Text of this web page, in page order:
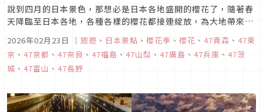
說到四月的日本景色，那想必是日本各地盛開的櫻花了，隨著春
天降臨至日本各地，各種各樣的櫻花都接連綻放，為大地帶來一
片綠意盎然。在這樣的四月，究竟又有甚麼樣的櫻花景觀，或是
另類的特色景點可以遊玩呢？今天，就讓我們一起來看看四月日
本景點十選，一同體會春天的氣息吧。
2026年02月23日 ｜ 旅遊 、 日本景點 、 櫻花季 、 櫻花 、 47青森 、 47東
京 、 47京都 、 47奈良 、 47福島 、 47山梨 、 47廣島 、 47兵庫 、 47茨
城 、 47富山 、 47長野